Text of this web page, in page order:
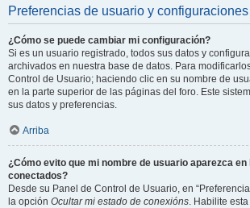
Preferencias de usuario y configuraciones
¿Cómo se puede cambiar mi configuración?
Si es un usuario registrado, todos sus datos y
archivados en nuestra base de datos. Para
Control de Usuario; haciendo clic en su nombre de
en la parte superior de las páginas del foro. Este
sus datos y preferencias.
Arriba
¿Cómo evito que mi nombre de usuario aparezca
conectados?
Desde su Panel de Control de Usuario, en
la opción Ocultar mi estado de conexións. Habilite